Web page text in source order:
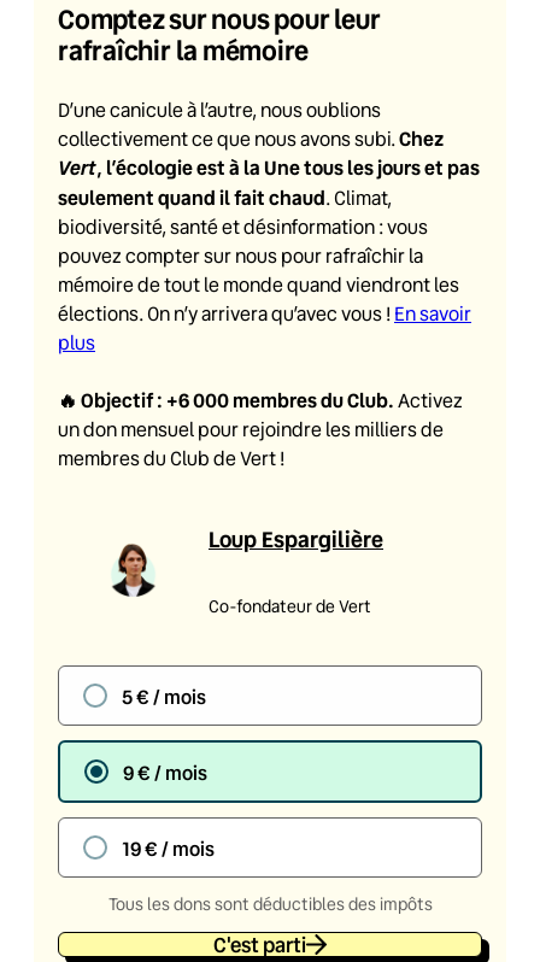
Comptez sur nous pour leur
rafraîchir la mémoire
D’une canicule à l’autre, nous oublions
collectivement ce que nous avons subi.Chez
Vert, l’écologie est à la Une tous les jours et pas
seulement quand il fait chaud. Climat,
biodiversité, santé et désinformation : vous
pouvez compter sur nous pour rafraîchir la
mémoire de tout le monde quand viendront les
élections. On n’y arrivera qu’avec vous ! En savoir
plus
🔥 Objectif : +6 000 membres du Club. Activez
un don mensuel pour rejoindre les milliers de
membres du Club de Vert !
Loup Espargilière
Co-fondateur de Vert
5 € / mois
9 € / mois
19 € / mois
Tous les dons sont déductibles des impôts
C'est parti